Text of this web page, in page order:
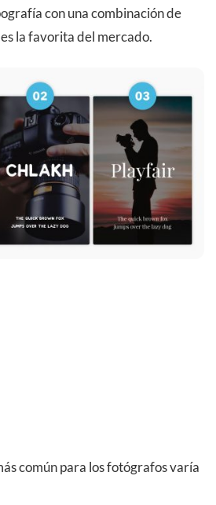
con una combinación de
la favorita del mercado.
común para los fotógrafos varía